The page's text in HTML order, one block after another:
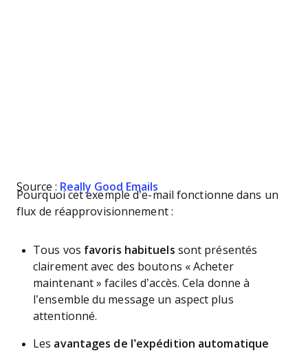
Source : Really Good Emails
Pourquoi cet exemple d’e-mail fonctionne dans un
flux de réapprovisionnement :
Tous vos favoris habituels sont présentés
clairement avec des boutons « Acheter
maintenant » faciles d’accès. Cela donne à
l’ensemble du message un aspect plus
attentionné.
Les avantages de l’expédition automatique